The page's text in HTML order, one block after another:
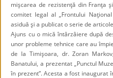
mişcarea de rezistenţă din Franţa
comitet legal al „Frontului
asiduă şi a publicat o serie de
Ajuns cu o mică întârzâiere după
unor probleme tehnice care au
de la Timişoara, dr. Zoran
Banatului, a prezentat „Punctul
în prezent”. Acesta a fost inaugurat